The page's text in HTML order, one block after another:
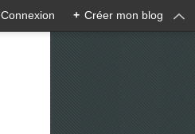
Connexion + Créer mon blog